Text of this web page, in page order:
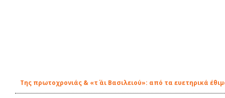
Της πρωτοχρονιάς & «τ΄ άι Βασιλειού»: από τα ευετηρικά